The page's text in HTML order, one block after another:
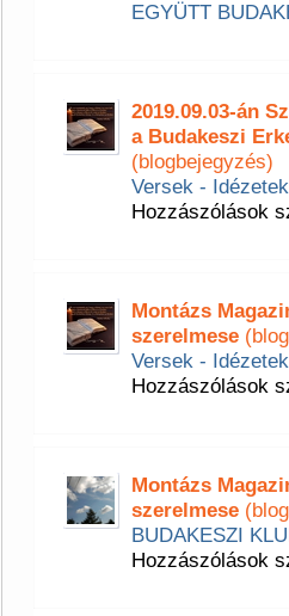
EGYÜTT
2019.09.03-án
a Budakeszi
(blogbejegyzés)
Versek -
Hozzászólások
Montázs
szerelmese
Versek -
Hozzászólások
Montázs
szerelmese
BUDAKESZI
Hozzászólások